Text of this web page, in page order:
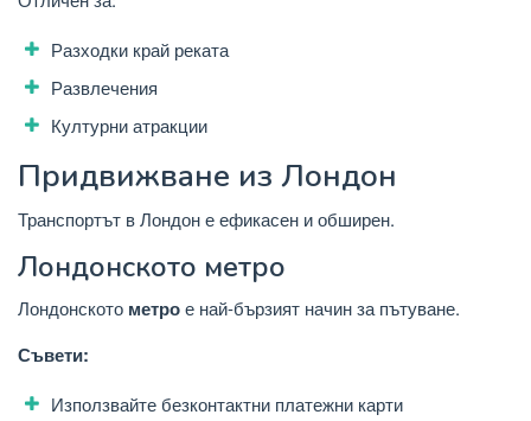
Разходки край реката
Развлечения
Културни атракции
Придвижване из Лондон
Транспортът в Лондон е ефикасен и обширен.
Лондонското метро
Лондонското метрое най-бързият начин за пътуване.
Съвети:
Използвайте безконтактни платежни карти